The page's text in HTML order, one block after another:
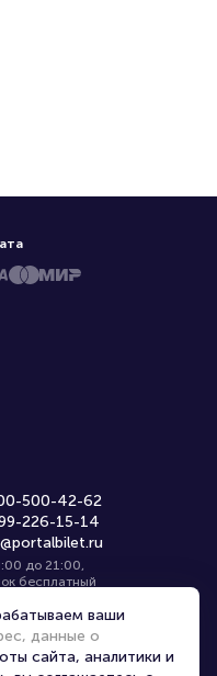
500-42-62
226-15-14
до 21:00,
бесплатный
ваши
данные о
сайта, аналитики и